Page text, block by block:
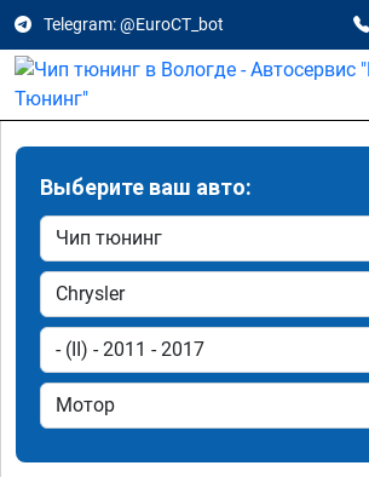
Telegram: @EuroCT_bot
Выберите ваш авто: